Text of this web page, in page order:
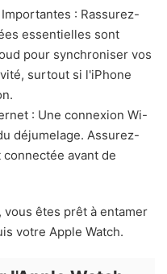
: Rassurez-
essentielles sont
pour synchroniser vos
surtout si l'iPhone
: Une connexion Wi-
déjumelage. Assurez-
avant de
êtes prêt à entamer
votre Apple Watch.